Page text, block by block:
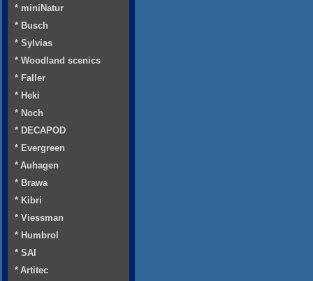
* miniNatur
* Busch
* Sylvias
* Woodland scenics
* Faller
* Heki
* Noch
* DECAPOD
* Evergreen
* Auhagen
* Brawa
* Kibri
* Viessman
* Humbrol
* SAI
* Artitec